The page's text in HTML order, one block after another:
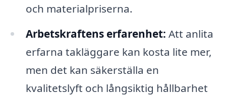
och materialpriserna.
Arbetskraftens erfarenhet: Att anlita
erfarna takläggare kan kosta lite mer,
men det kan säkerställa en
kvalitetslyft och långsiktig hållbarhet